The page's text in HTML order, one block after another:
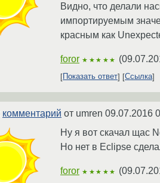
Видно, что делали
импортируемым
красным как
foror ★★★★★ (
Показать ответ
Ссылка
комментарий от umren 09.07.2016
Ну я вот скачал щас
Но нет в Eclipse
foror ★★★★★ (